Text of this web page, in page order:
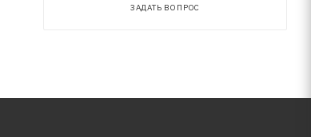
ЗАДАТЬ ВОПРОС